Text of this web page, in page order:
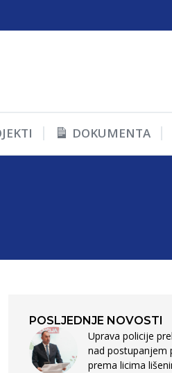
DOKUMENTA
POSLJEDNJE NOVOSTI
Uprava policije
nad postupanjem
prema licima